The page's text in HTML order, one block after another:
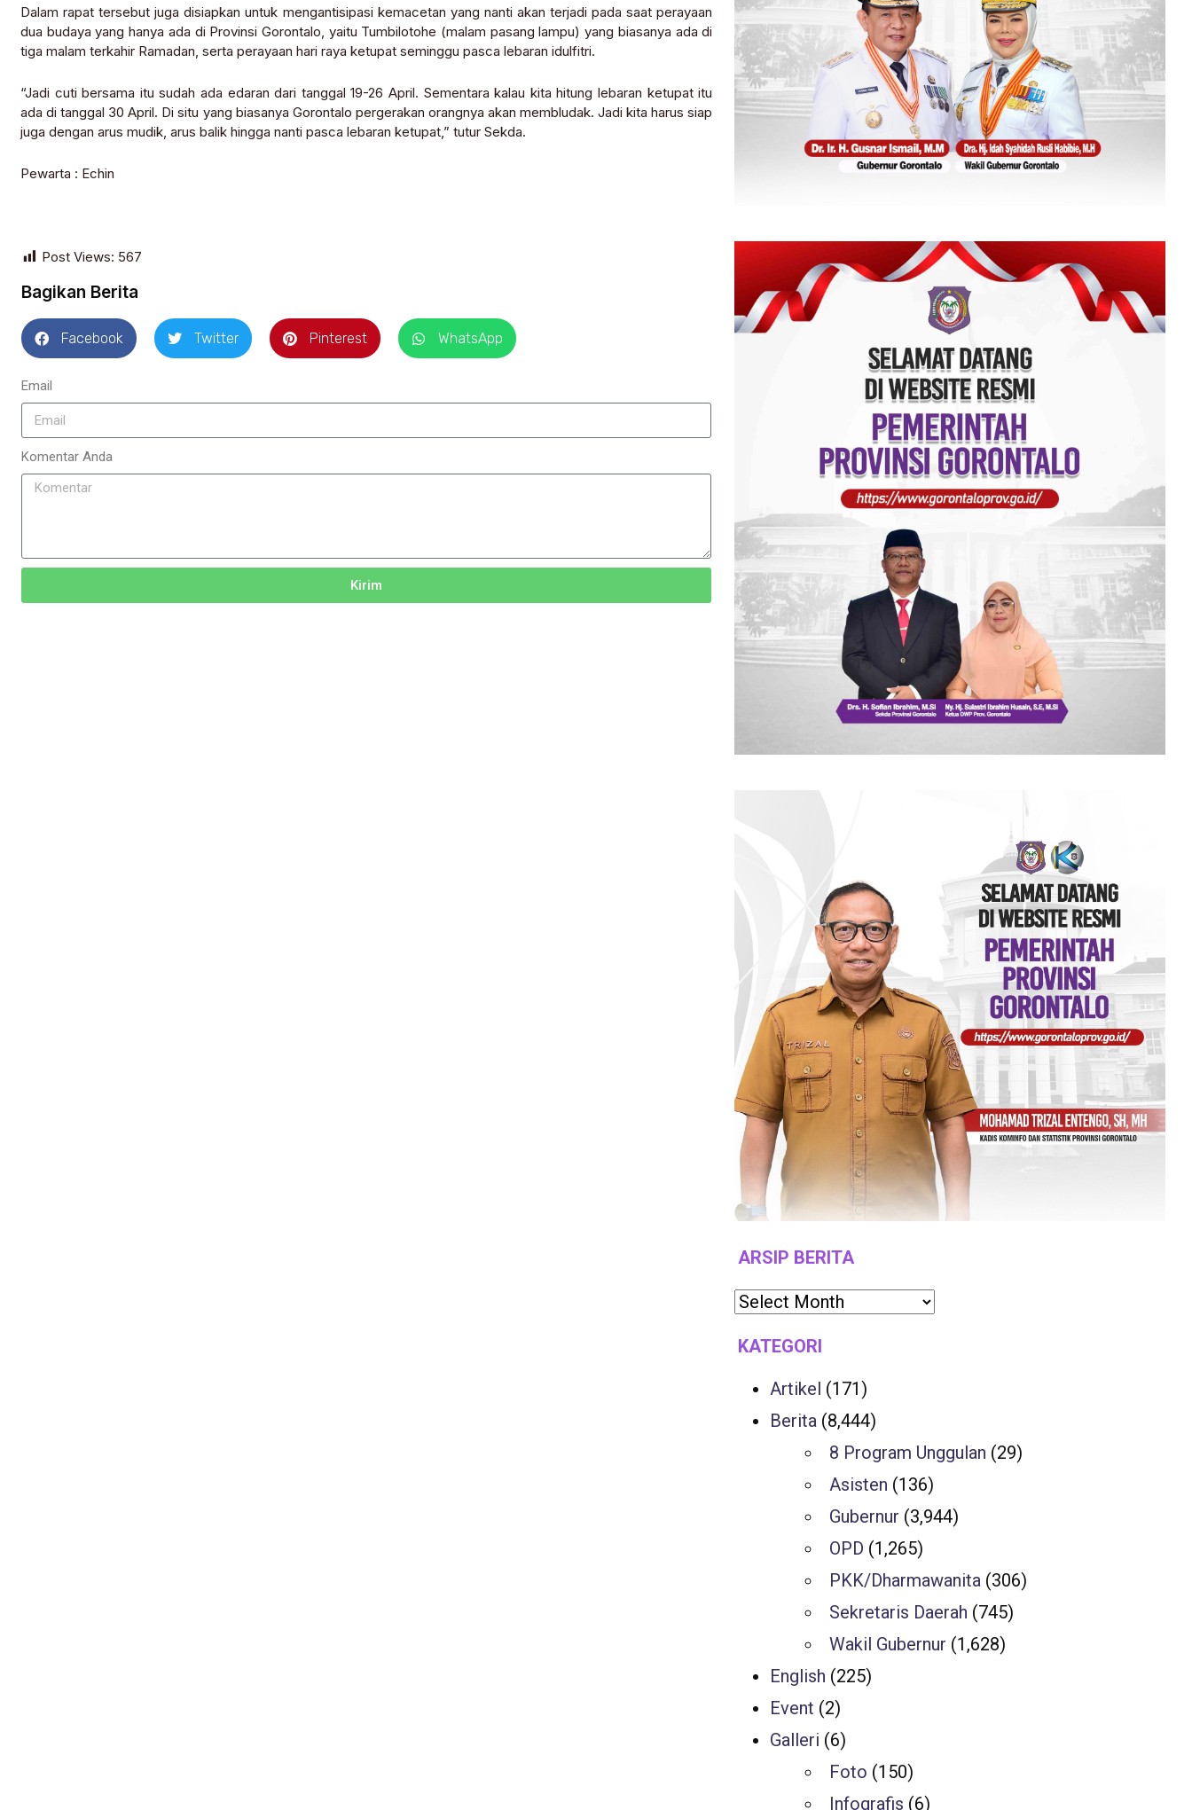
Dalam rapat tersebut juga disiapkan untuk mengantisipasi kemacetan yang nanti akan terjadi pada saat perayaan
dua budaya yang hanya ada di Provinsi Gorontalo, yaitu Tumbilotohe (malam pasang lampu) yang biasanya ada di
tiga malam terkahir Ramadan, serta perayaan hari raya ketupat seminggu pasca lebaran idulfitri.
“Jadi cuti bersama itu sudah ada edaran dari tanggal 19-26 April. Sementara kalau kita hitung lebaran ketupat itu
ada di tanggal 30 April. Di situ yang biasanya Gorontalo pergerakan orangnya akan membludak. Jadi kita harus siap
juga dengan arus mudik, arus balik hingga nanti pasca lebaran ketupat,” tutur Sekda.
Pewarta : Echin
Post Views: 567
Bagikan Berita
Facebook Twitter Pinterest WhatsApp
Email
Komentar Anda
Kirim
ARSIP BERITA
KATEGORI
Artikel (171)
Berita (8,444)
8 Program Unggulan (29)
Asisten (136)
Gubernur (3,944)
OPD (1,265)
PKK/Dharmawanita (306)
Sekretaris Daerah (745)
Wakil Gubernur (1,628)
English (225)
Event (2)
Galleri (6)
Foto (150)
Infografis (6)